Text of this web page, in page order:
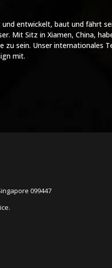
entwickelt, baut und fährt
Mit Sitz in Xiamen, China,
zu sein. Unser internationales
mit.
099447